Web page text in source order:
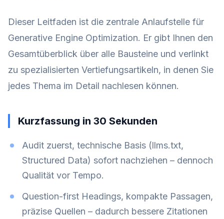
Dieser Leitfaden ist die zentrale Anlaufstelle für
Generative Engine Optimization. Er gibt Ihnen den
Gesamtüberblick über alle Bausteine und verlinkt
zu spezialisierten Vertiefungsartikeln, in denen Sie
jedes Thema im Detail nachlesen können.
Kurzfassung in 30 Sekunden
Audit zuerst, technische Basis (llms.txt,
Structured Data) sofort nachziehen – dennoch
Qualität vor Tempo.
Question-first Headings, kompakte Passagen,
präzise Quellen – dadurch bessere Zitationen